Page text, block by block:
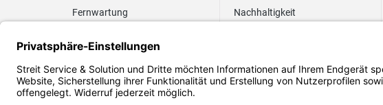
Fernwartung
Elektronischer
Rechnungsversand
FAQ EUDR
Nachhaltigkeit